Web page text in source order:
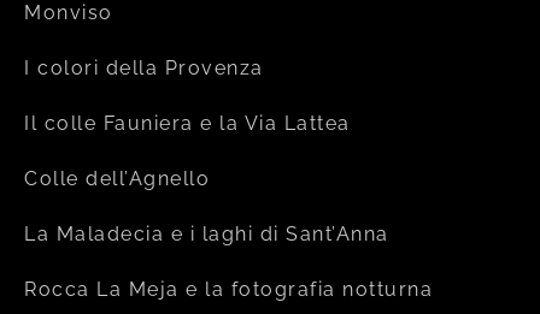
Monviso
I colori della Provenza
Il colle Fauniera e la Via Lattea
Colle dell’Agnello
La Maladecia e i laghi di Sant’Anna
Rocca La Meja e la fotografia notturna